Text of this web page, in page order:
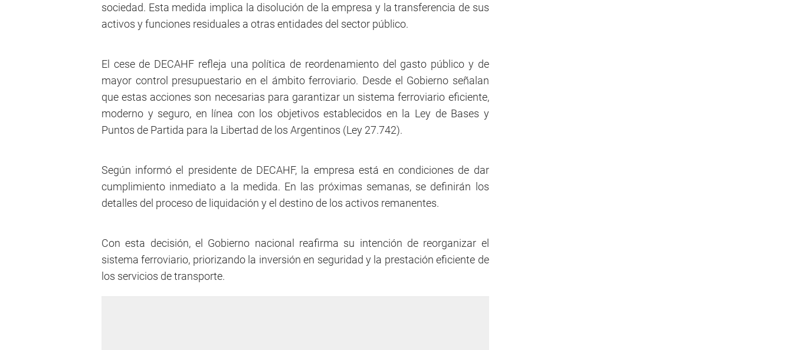
sociedad. Esta medida implica la disolución de la empresa y la transferencia de sus
activos y funciones residuales a otras entidades del sector público.
El cese de DECAHF refleja una política de reordenamiento del gasto público y de
mayor control presupuestario en el ámbito ferroviario. Desde el Gobierno señalan
que estas acciones son necesarias para garantizar un sistema ferroviario eficiente,
moderno y seguro, en línea con los objetivos establecidos en la Ley de Bases y
Puntos de Partida para la Libertad de los Argentinos (Ley 27.742).
Según informó el presidente de DECAHF, la empresa está en condiciones de dar
cumplimiento inmediato a la medida. En las próximas semanas, se definirán los
detalles del proceso de liquidación y el destino de los activos remanentes.
Con esta decisión, el Gobierno nacional reafirma su intención de reorganizar el
sistema ferroviario, priorizando la inversión en seguridad y la prestación eficiente de
los servicios de transporte.